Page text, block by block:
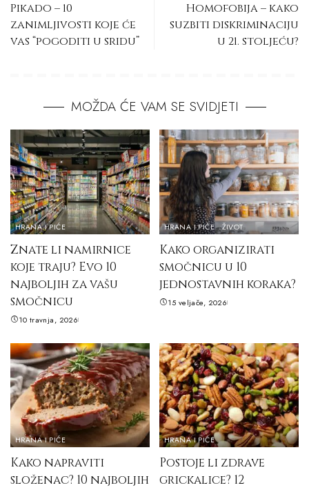
Pikado – 10
zanimljivosti koje će
vas “pogoditi u sridu”
Homofobija – kako
suzbiti diskriminaciju
u 21. stoljeću?
MOŽDA ĆE VAM SE SVIDJETI
HRANA I PIĆE
Znate li namirnice
koje traju? Evo 10
najboljih za vašu
smočnicu
10 travnja, 2026
HRANA I PIĆE ŽIVOT
Kako organizirati
smočnicu u 10
jednostavnih koraka?
15 veljače, 2026
HRANA I PIĆE
Kako napraviti
složenac? 10 najboljih
HRANA I PIĆE
Postoje li zdrave
grickalice? 12